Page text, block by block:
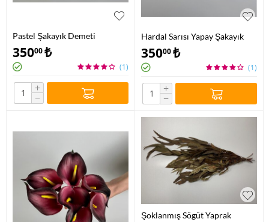
Pastel Şakayık Demeti
35000₺
(1)
+
−
Hardal Sarısı Yapay Şakayık
35000₺
(1)
+
−
Şoklanmış Sögüt Yaprak